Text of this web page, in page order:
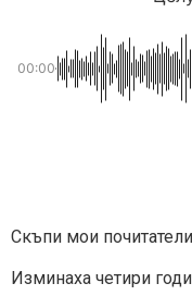
00:00
Скъпи мои
Изминаха четири